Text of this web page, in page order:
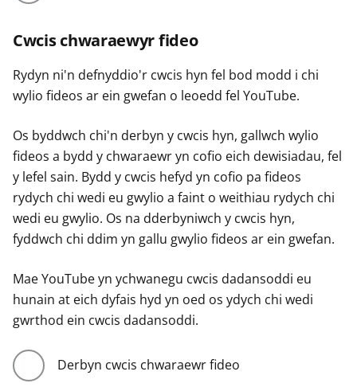
Cwcis chwaraewyr fideo
Rydyn ni'n defnyddio'r cwcis hyn fel bod modd i chi
wylio fideos ar ein gwefan o leoedd fel YouTube.
Os byddwch chi'n derbyn y cwcis hyn, gallwch wylio
fideos a bydd y chwaraewr yn cofio eich dewisiadau, fel
y lefel sain. Bydd y cwcis hefyd yn cofio pa fideos
rydych chi wedi eu gwylio a faint o weithiau rydych chi
wedi eu gwylio. Os na dderbyniwch y cwcis hyn,
fyddwch chi ddim yn gallu gwylio fideos ar ein gwefan.
Mae YouTube yn ychwanegu cwcis dadansoddi eu
hunain at eich dyfais hyd yn oed os ydych chi wedi
gwrthod ein cwcis dadansoddi.
Derbyn cwcis chwaraewr fideo